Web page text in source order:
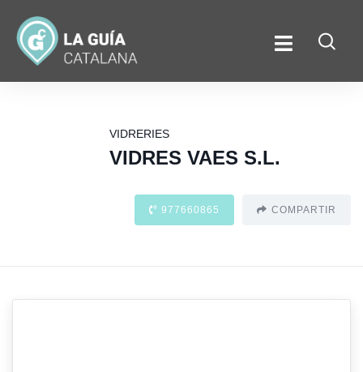
VIDRERIES
VIDRES VAES S.L.
977660865 COMPARTIR